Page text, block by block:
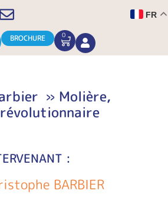
FR
BROCHURE 0
CART
» Molière,
:
BARBIER